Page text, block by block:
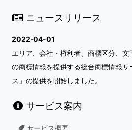
ニュースリリース
2022-04-01
エリア、会社・権利者、商標区分、
の商標情報を提供する総合商標情報サ
ス」の提供を開始しました。
サービス案内
サービス概要